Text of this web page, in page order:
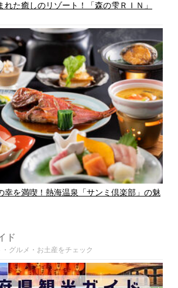
れた癒しのリゾート！「森の雫ＲＩＮ」
幸を満喫！熱海温泉「サンミ倶楽部」の魅
ド
グルメ・お土産をチェック